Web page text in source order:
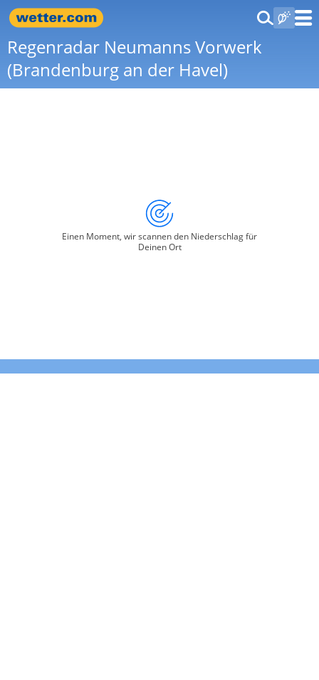
Regenradar Neumanns Vorwerk
(Brandenburg an der Havel)
Einen Moment, wir scannen den Niederschlag für
Deinen Ort